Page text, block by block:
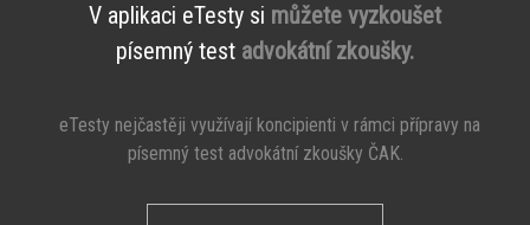
V aplikaci eTesty si můžete vyzkoušet
písemný test advokátní zkoušky.
eTesty nejčastěji využívají koncipienti v rámci přípravy na
písemný test advokátní zkoušky ČAK.